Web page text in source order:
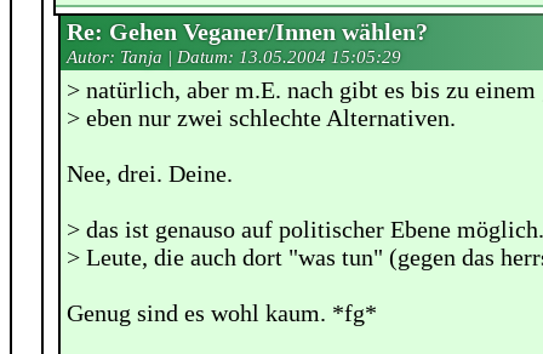
Re: Gehen Veganer/Innen wählen?
Autor: Tanja | Datum: 13.05.2004 15:05:29
> natürlich, aber m.E. nach gibt es bis zu einem
> eben nur zwei schlechte Alternativen.
Nee, drei. Deine.
> das ist genauso auf politischer Ebene
> Leute, die auch dort "was tun" (gegen das
Genug sind es wohl kaum. *fg*